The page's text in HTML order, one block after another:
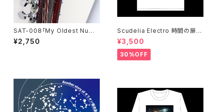
SAT-008「My Oldest Numb
ers vol. 3」石田ショーキチ
¥2,750
Scudelia Electro 時間の扉T
シャツ・半袖・ホワイト
¥3,500
30%OFF